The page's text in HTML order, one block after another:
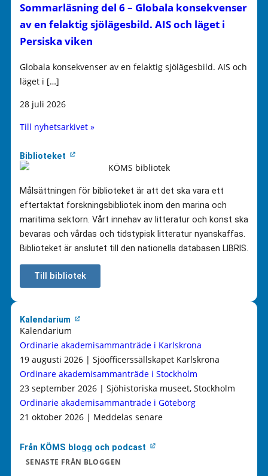
Sommarläsning del 6 – Globala konsekvenser
av en felaktig sjölägesbild. AIS och läget i
Persiska viken
Globala konsekvenser av en felaktig sjölägesbild. AIS och
läget i […]
28 juli 2026
Till nyhetsarkivet »
Biblioteket
Målsättningen för biblioteket är att det ska vara ett
eftertaktat forskningsbibliotek inom den marina och
maritima sektorn. Vårt innehav av litteratur och konst ska
bevaras och vårdas och tidstypisk litteratur nyanskaffas.
Biblioteket är anslutet till den nationella databasen LIBRIS.
Till bibliotek
Kalendarium
Kalendarium
Ordinarie akademisammanträde i Karlskrona
19 augusti 2026 | Sjöofficerssällskapet Karlskrona
Ordinare akademisammanträde i Stockholm
23 september 2026 | Sjöhistoriska museet, Stockholm
Ordinarie akademisammanträde i Göteborg
21 oktober 2026 | Meddelas senare
Från KÖMS blogg och podcast
SENASTE FRÅN BLOGGEN